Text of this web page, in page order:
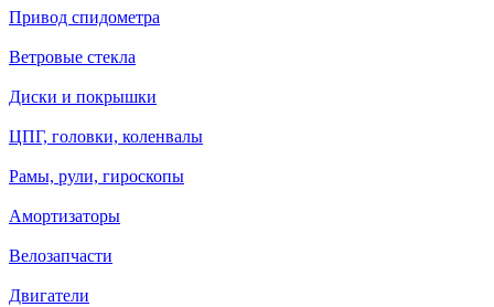
Привод спидометра
Ветровые стекла
Диски и покрышки
ЦПГ, головки, коленвалы
Рамы, рули, гироскопы
Амортизаторы
Велозапчасти
Двигатели